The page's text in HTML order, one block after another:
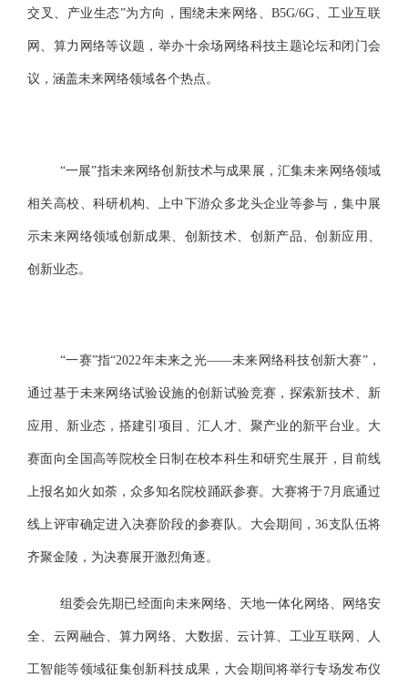
交叉、产业生态”为方向，围绕未来网络、B5G/6G、工业互联
网、算力网络等议题，举办十余场网络科技主题论坛和闭门会
议，涵盖未来网络领域各个热点。
“一展”指未来网络创新技术与成果展，汇集未来网络领域
相关高校、科研机构、上中下游众多龙头企业等参与，集中展
示未来网络领域创新成果、创新技术、创新产品、创新应用、
创新业态。
“一赛”指“2022年未来之光——未来网络科技创新大赛”，
通过基于未来网络试验设施的创新试验竞赛，探索新技术、新
应用、新业态，搭建引项目、汇人才、聚产业的新平台业。大
赛面向全国高等院校全日制在校本科生和研究生展开，目前线
上报名如火如荼，众多知名院校踊跃参赛。大赛将于7月底通过
线上评审确定进入决赛阶段的参赛队。大会期间，36支队伍将
齐聚金陵，为决赛展开激烈角逐。
组委会先期已经面向未来网络、天地一体化网络、网络安
全、云网融合、算力网络、大数据、云计算、工业互联网、人
工智能等领域征集创新科技成果，大会期间将举行专场发布仪